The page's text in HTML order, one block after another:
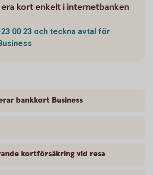
era kort enkelt i internetbanken
23 00 23 och teckna avtal för
bankkort Business
kortförsäkring vid resa